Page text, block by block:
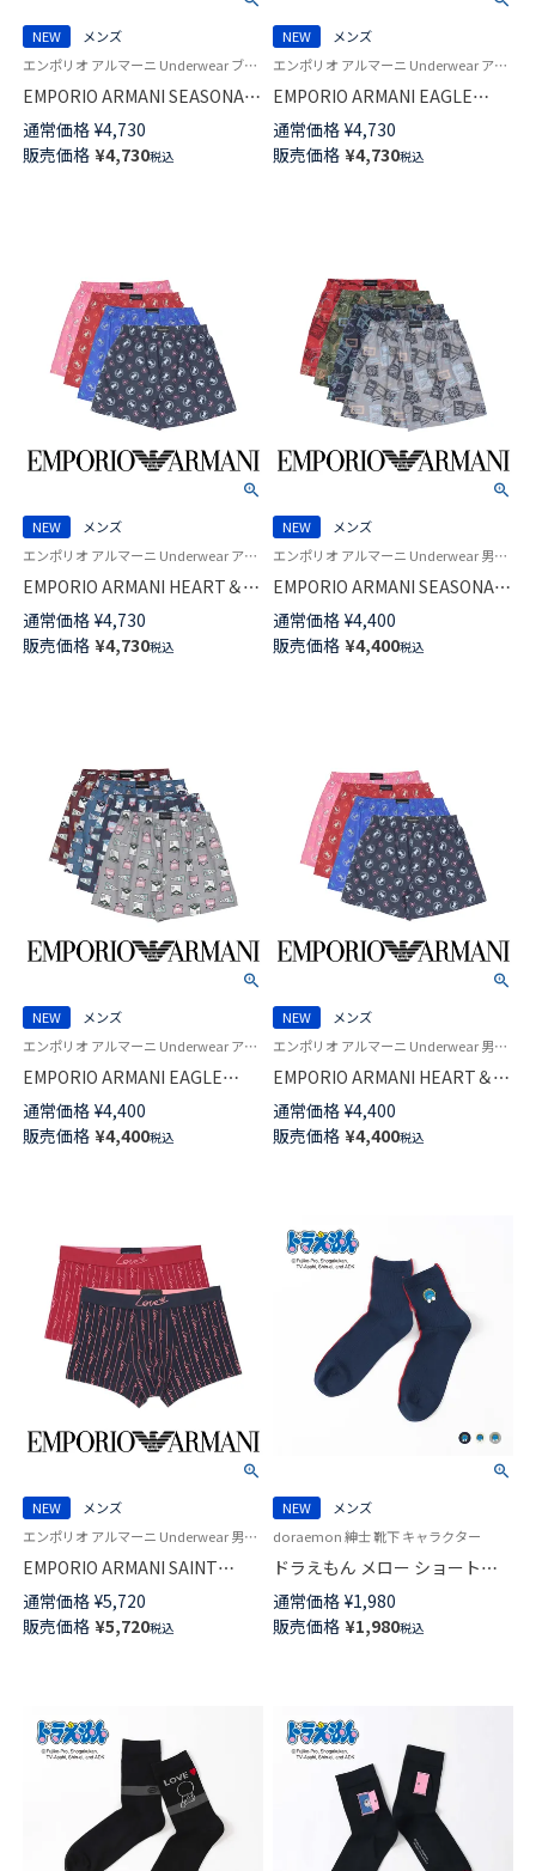
NEW
メンズ
エンポリオ アルマーニ Underwear ブランド アンダーウェア 男性 紳士 下着
EMPORIO ARMANI SEASONAL
MOTIF シーズナル モチーフ コ
ットン ウーブン トランクス
【LL】 前開き 日本サイズ メンズ
通常価格 ¥4,730
販売価格 ¥4,730税込
NEW
メンズ
エンポリオ アルマーニ Underwear アンダーウェア 紳士 下着 男性
EMPORIO ARMANI EAGLE
CREST イーグル クレス コット
ン ウーブン トランクス 【LL】 前
開き 日本サイズ メンズ
通常価格 ¥4,730
販売価格 ¥4,730税込
NEW
メンズ
エンポリオ アルマーニ Underwear アンダーウェア 男性 紳士 下着
EMPORIO ARMANI HEART＆
DOG ハート＆ドッグ コットン
ウーブン トランクス 【LL】 前開
き 日本サイズ メンズ 54261005
通常価格 ¥4,730
販売価格 ¥4,730税込
NEW
メンズ
エンポリオ アルマーニ Underwear 男性 アンダーウェア 紳士 下着
EMPORIO ARMANI SEASONAL
MOTIF シーズナル モチーフ コ
ットン ウーブン トランクス
【M/L】 前開き 日本サイズ メンズ
通常価格 ¥4,400
販売価格 ¥4,400税込
NEW
メンズ
エンポリオ アルマーニ Underwear アンダーウェア 紳士 下着 男性
EMPORIO ARMANI EAGLE
CREST イーグル クレス コット
ン ウーブン トランクス 【M/L】
前開き 日本サイズ メンズ
通常価格 ¥4,400
販売価格 ¥4,400税込
NEW
メンズ
エンポリオ アルマーニ Underwear 男性 アンダーウェア 紳士 下着
EMPORIO ARMANI HEART＆
DOG ハート＆ドッグ コットン
ウーブン トランクス 【M/L】 前開
き 日本サイズ メンズ 54260005
通常価格 ¥4,400
販売価格 ¥4,400税込
NEW
メンズ
エンポリオ アルマーニ Underwear 男性 ブランド アンダーウェア 紳士 下着
EMPORIO ARMANI SAINT
VALENTINE セイント バレンタ
イン ボクサーパンツ 【S/M/L】 前
閉じ EUサイズ メンズ
通常価格 ¥5,720
販売価格 ¥5,720税込
NEW
メンズ
doraemon 紳士 靴下 キャラクター
ドラえもん メロー ショート丈
カジュアル ソックス メンズ
02462204
通常価格 ¥1,980
販売価格 ¥1,980税込